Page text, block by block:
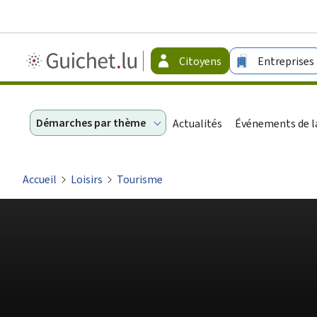
Guichet.lu
-
Citoyens Entreprises
Démarches par thème Actualités Événements de
Accueil Loisirs Tourisme